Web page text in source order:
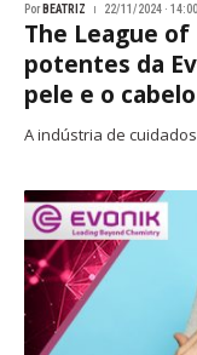
Por BEATRIZ 22/11/2024 · 14:00
The League
potentes da
pele e o cabelo
A indústria de